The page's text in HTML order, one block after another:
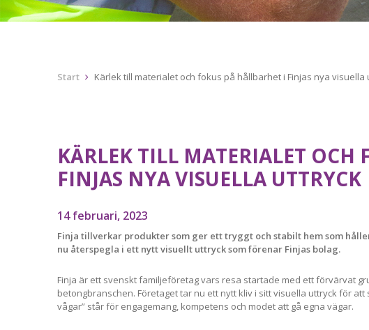
Start Kärlek till materialet och fokus på hållbarhet i Finjas nya visuella
KÄRLEK TILL MATERIALET OCH
FINJAS NYA VISUELLA UTTRYCK
14 februari, 2023
Finja tillverkar produkter som ger ett tryggt och stabilt hem som
nu återspegla i ett nytt visuellt uttryck som förenar Finjas bolag.
Finja är ett svenskt familjeföretag vars resa startade med ett förvärvat
betongbranschen. Företaget tar nu ett nytt kliv i sitt visuella uttryck för
vågar” står för engagemang, kompetens och modet att gå egna vägar.